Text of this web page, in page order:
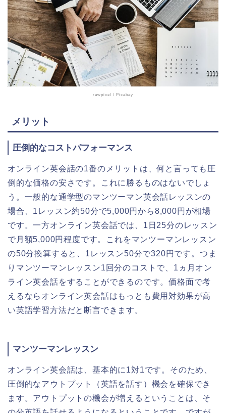
rawpixel / Pixabay
メリット
圧倒的なコストパフォーマンス
オンライン英会話の1番のメリットは、何と言っても圧
倒的な価格の安さです。これに勝るものはないでしょ
う。一般的な通学型のマンツーマン英会話レッスンの
場合、1レッスン約50分で5,000円から8,000円が相場
です。一方オンライン英会話では、1日25分のレッスン
で月額5,000円程度です。これをマンツーマンレッスン
の50分換算すると、1レッスン50分で320円です。つま
りマンツーマンレッスン1回分のコストで、1ヵ月オン
ライン英会話をすることができるのです。価格面で考
えるならオンライン英会話はもっとも費用対効果が高
い英語学習方法だと断言できます。
マンツーマンレッスン
オンライン英会話は、基本的に1対1です。そのため、
圧倒的なアウトプット（英語を話す）機会を確保でき
ます。アウトプットの機会が増えるということは、そ